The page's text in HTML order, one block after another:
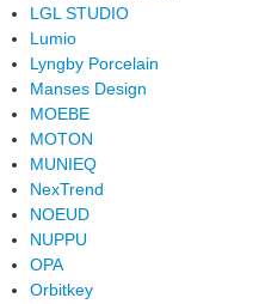
LGL STUDIO
Lumio
Lyngby Porcelain
Manses Design
MOEBE
MOTON
MUNIEQ
NexTrend
NOEUD
NUPPU
OPA
Orbitkey